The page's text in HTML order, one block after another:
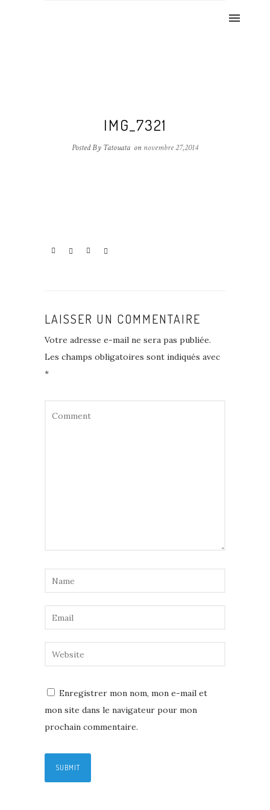
IMG_7321
Posted By Tatouata on novembre 27,2014
LAISSER UN COMMENTAIRE
Votre adresse e-mail ne sera pas publiée.
Les champs obligatoires sont indiqués avec
*
Enregistrer mon nom, mon e-mail et
mon site dans le navigateur pour mon
prochain commentaire.